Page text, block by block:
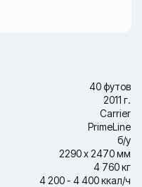
40 футов
2011 г.
Carrier
PrimeLine
б/у
2290 х 2470 мм
4 760 кг
4 200 - 4 400 ккал/ч